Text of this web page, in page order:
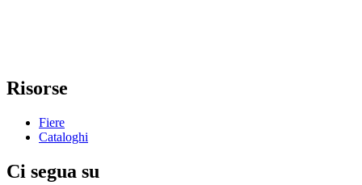
Risorse
Fiere
Cataloghi
Ci segua su